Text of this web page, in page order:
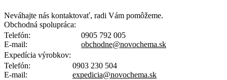
Neváhajte nás kontaktovať, radi Vám pomôžeme.
Obchodná spolupráca:
Telefón:
E-mail:
0905 792 005
obchodne@novochema.sk
Expedícia výrobkov:
Telefón:
E-mail:
0903 230 504
expedicia@novochema.sk